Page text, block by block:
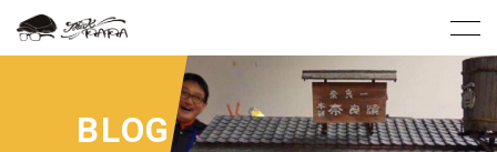
BLOG